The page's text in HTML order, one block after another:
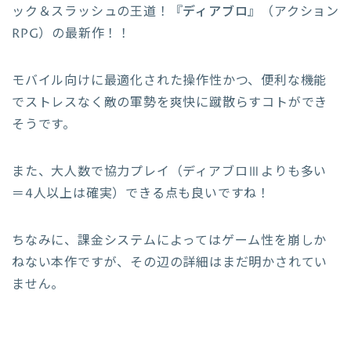
ック＆スラッシュの王道！『ディアブロ』（アクション
RPG）の最新作！！
モバイル向けに最適化された操作性かつ、便利な機能
でストレスなく敵の軍勢を爽快に蹴散らすコトができ
そうです。
また、大人数で協力プレイ（ディアブロⅢよりも多い
＝4人以上は確実）できる点も良いですね！
ちなみに、課金システムによってはゲーム性を崩しか
ねない本作ですが、その辺の詳細はまだ明かされてい
ません。